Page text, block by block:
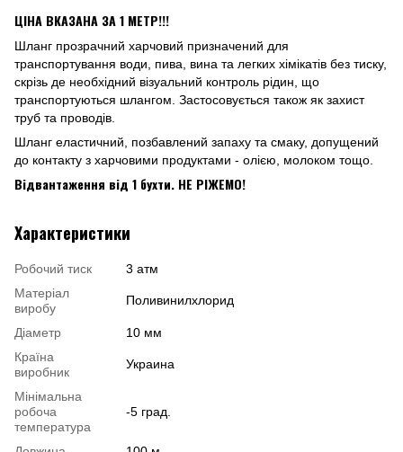
ЦІНА ВКАЗАНА ЗА 1 МЕТР!!!
Шланг прозрачний харчовий призначений для
транспортування води, пива, вина та легких хімікатів без тиску,
скрізь де необхідний візуальний контроль рідин, що
транспортуються шлангом. Застосовується також як захист
труб та проводів.
Шланг еластичний, позбавлений запаху та смаку, допущений
до контакту з харчовими продуктами - олією, молоком тощо.
Відвантаження від 1 бухти. НЕ РІЖЕМО!
Характеристики
Робочий тиск
3 атм
Матеріал
виробу
Поливинилхлорид
Діаметр
10 мм
Країна
виробник
Украина
Мінімальна
робоча
температура
-5 град.